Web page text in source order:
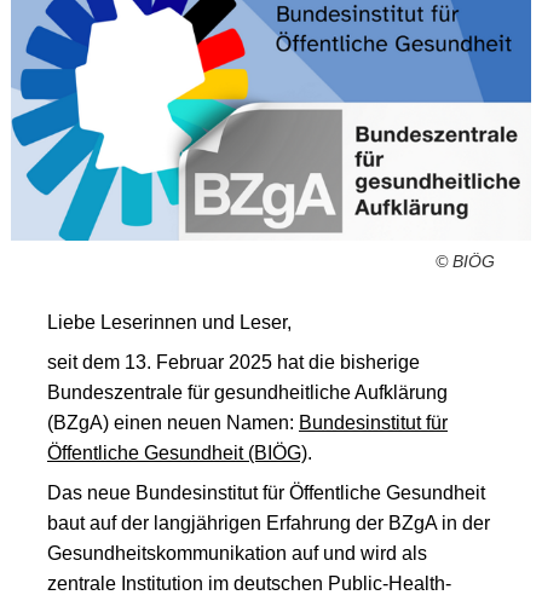
© BIÖG
Liebe Leserinnen und Leser,
seit dem 13. Februar 2025 hat die bisherige
Bundeszentrale für gesundheitliche Aufklärung
(BZgA) einen neuen Namen: Bundesinstitut für
Öffentliche Gesundheit (BIÖG).
Das neue Bundesinstitut für Öffentliche Gesundheit
baut auf der langjährigen Erfahrung der BZgA in der
Gesundheitskommunikation auf und wird als
zentrale Institution im deutschen Public-Health-